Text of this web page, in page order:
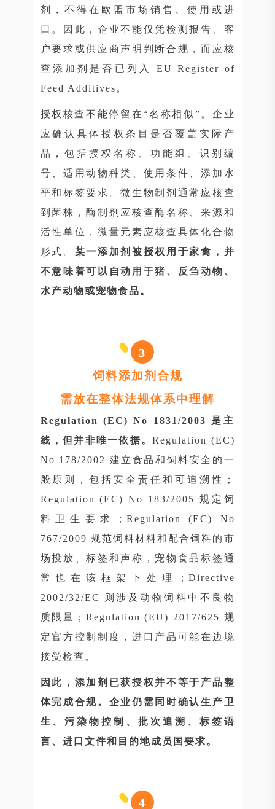
剂，不得在欧盟市场销售、使用或进
口。因此，企业不能仅凭检测报告、客
户要求或供应商声明判断合规，而应核
查添加剂是否已列入 EU Register of
Feed Additives。
授权核查不能停留在“名称相似”。企业
应确认具体授权条目是否覆盖实际产
品，包括授权名称、功能组、识别编
号、适用动物种类、使用条件、添加水
平和标签要求。微生物制剂通常应核查
到菌株，酶制剂应核查酶名称、来源和
活性单位，微量元素应核查具体化合物
形式。 某一添加剂被授权用于家禽，并
不意味着可以自动用于猪、反刍动物、
水产动物或宠物食品。
3
饲料添加剂合规
需放在整体法规体系中理解
Regulation (EC) No 1831/2003 是主
线，但并非唯一依据。Regulation (EC)
No 178/2002 建立食品和饲料安全的一
般原则，包括安全责任和可追溯性；
Regulation (EC) No 183/2005 规定饲
料卫生要求；Regulation (EC) No
767/2009 规范饲料材料和配合饲料的市
场投放、标签和声称，宠物食品标签通
常也在该框架下处理；Directive
2002/32/EC 则涉及动物饲料中不良物
质限量；Regulation (EU) 2017/625 规
定官方控制制度，进口产品可能在边境
接受检查。
因此，添加剂已获授权并不等于产品整
体完成合规。企业仍需同时确认生产卫
生、污染物控制、批次追溯、标签语
言、进口文件和目的地成员国要求。
4